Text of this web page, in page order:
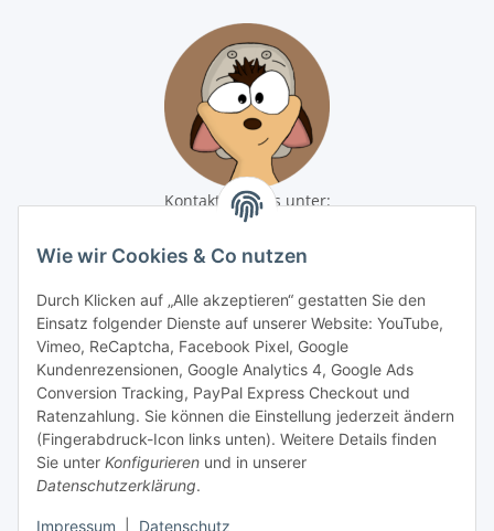
Wie wir Cookies & Co nutzen
Durch Klicken auf „Alle akzeptieren“ gestatten Sie den
Einsatz folgender Dienste auf unserer Website: YouTube,
Vimeo, ReCaptcha, Facebook Pixel, Google
Kundenrezensionen, Google Analytics 4, Google Ads
Conversion Tracking, PayPal Express Checkout und
Ratenzahlung. Sie können die Einstellung jederzeit ändern
(Fingerabdruck-Icon links unten). Weitere Details finden
Sie unter Konfigurieren und in unserer
Datenschutzerklärung.
Impressum Datenschutz
Kontaktiere uns unter:
shop@baunativ.de
+49 3435 66699899
Gesetzliche Informationen
Zahlungsmöglichkeiten